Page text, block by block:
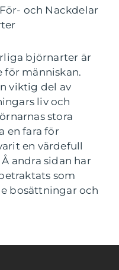
och Nackdelar
björnarter är
för människan.
viktig del av
liv och
stora
en fara för
en värdefull
andra sidan har
som
bosättningar och